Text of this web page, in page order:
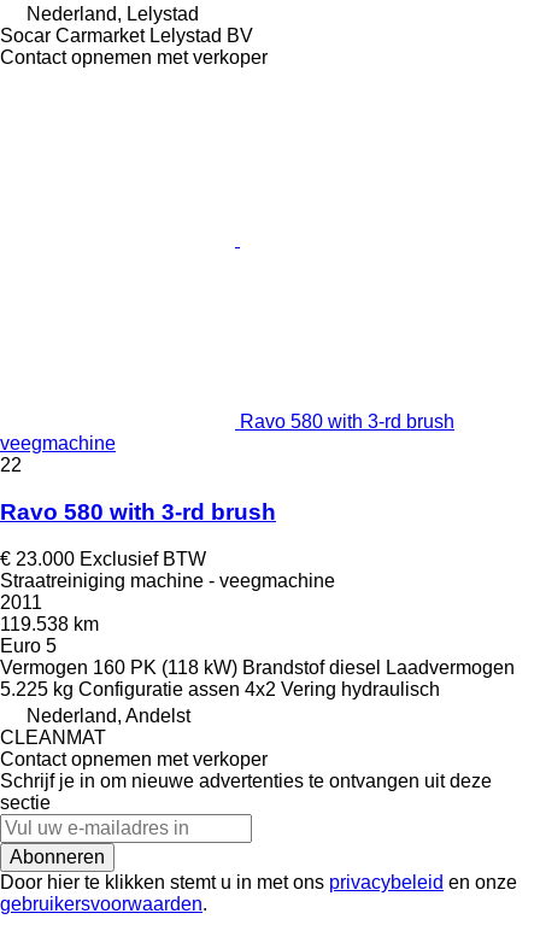
Nederland, Lelystad
Socar Carmarket Lelystad BV
Contact opnemen met verkoper
Ravo 580 with 3-rd brush
veegmachine
22
Ravo 580 with 3-rd brush
€ 23.000 Exclusief BTW
Straatreiniging machine - veegmachine
2011
119.538 km
Euro 5
Vermogen 160 PK (118 kW) Brandstof diesel
Laadvermogen
5.225 kg Configuratie assen 4x2 Vering hydraulisch
Nederland, Andelst
CLEANMAT
Contact opnemen met verkoper
Schrijf je in om nieuwe advertenties te ontvangen uit deze
sectie
Abonneren
Door hier te klikken stemt u in met ons privacybeleid en onze
gebruikersvoorwaarden.